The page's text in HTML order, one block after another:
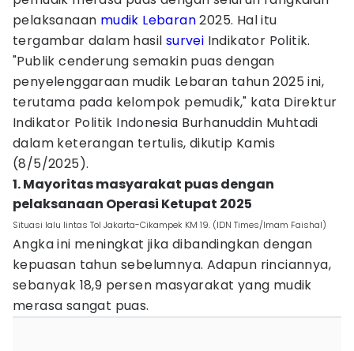
pelaksanaan mudik Lebaran2025. Hal itu
tergambar dalam hasil survei Indikator Politik.
"Publik cenderung semakin puas dengan
penyelenggaraan mudik Lebaran tahun 2025 ini,
terutama pada kelompok pemudik," kata Direktur
Indikator Politik Indonesia Burhanuddin Muhtadi
dalam keterangan tertulis, dikutip Kamis
(8/5/2025).
1. Mayoritas masyarakat puas dengan
pelaksanaan Operasi Ketupat 2025
Situasi lalu lintas Tol Jakarta-Cikampek KM 19. (IDN Times/Imam Faishal)
Angka ini meningkat jika dibandingkan dengan
kepuasan tahun sebelumnya. Adapun rinciannya,
sebanyak 18,9 persen masyarakat yang mudik
merasa sangat puas.